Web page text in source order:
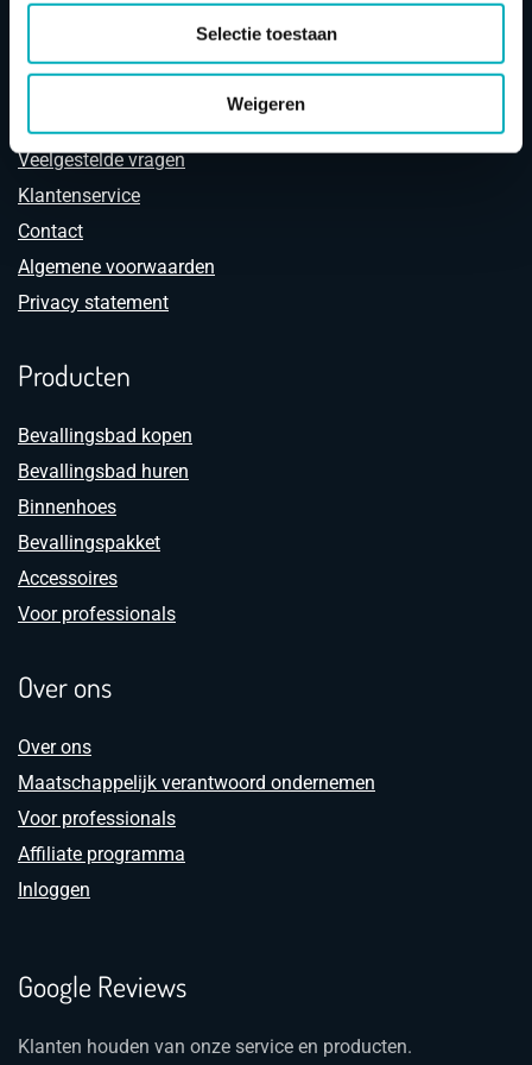
Selectie toestaan
Weigeren
Klantenservice
Retourneren
Veelgestelde vragen
Klantenservice
Contact
Algemene voorwaarden
Privacy statement
Producten
Bevallingsbad kopen
Bevallingsbad huren
Binnenhoes
Bevallingspakket
Accessoires
Voor professionals
Over ons
Over ons
Maatschappelijk verantwoord ondernemen
Voor professionals
Affiliate programma
Inloggen
Google Reviews
Klanten houden van onze service en producten.